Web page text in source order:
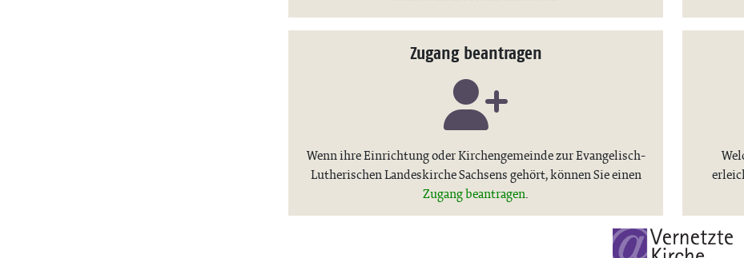
Zugang beantragen
Wenn ihre Einrichtung oder Kirchengemeinde zur Evangelisch-
Lutherischen Landeskirche Sachsens gehört, können Sie einen
Zugang beantragen.